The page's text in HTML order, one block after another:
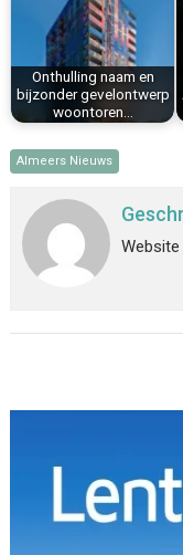
Onthulling naam en
bijzonder gevelontwerp
woontoren…
Almeers Nieuws
Website